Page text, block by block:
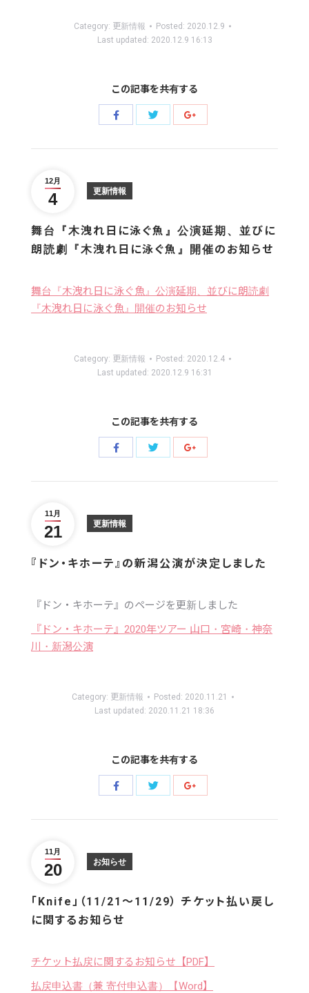
Category: 更新情報 Posted: 2020.12.9
Last updated: 2020.12.9 16:13
この記事を共有する
Share
Share
12月
4 更新情報
舞台『木洩れ日に泳ぐ魚』公演延期、並びに
朗読劇『木洩れ日に泳ぐ魚』開催のお知らせ
舞台『木洩れ日に泳ぐ魚』公演延期、並びに朗読劇
『木洩れ日に泳ぐ魚』開催のお知らせ
Category: 更新情報 Posted: 2020.12.4
Last updated: 2020.12.9 16:31
この記事を共有する
Share
Share
11月
21 更新情報
『ドン・キホーテ』の新潟公演が決定しました
『ドン・キホーテ』のページを更新しました
『ドン・キホーテ』2020年ツアー 山口・宮崎・神奈
川・新潟公演
Category: 更新情報 Posted: 2020.11.21
Last updated: 2020.11.21 18:36
この記事を共有する
Share
Share
11月
20 お知らせ
「Knife」（11/21～11/29） チケット払い戻し
に関するお知らせ
チケット払戻に関するお知らせ【PDF】
払戻申込書（兼 寄付申込書）【Word】